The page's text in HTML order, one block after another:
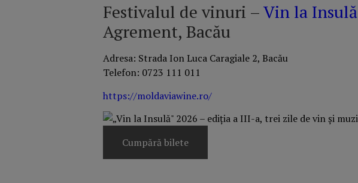
Festivalul de vinuri –Vin la Insulă
Agrement, Bacău
Adresa: Strada Ion Luca Caragiale 2, Bacău
Telefon: 0723 111 011
https://moldaviawine.ro/
Cumpără bilete